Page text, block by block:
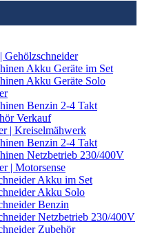
Gehölzschneider
Akku Geräte im Set
Akku Geräte Solo
Benzin 2-4 Takt
Verkauf
| Kreiselmähwerk
Benzin 2-4 Takt
Netzbetrieb 230/400V
| Motorsense
Akku im Set
Akku Solo
Benzin
Netzbetrieb 230/400V
Zubehör